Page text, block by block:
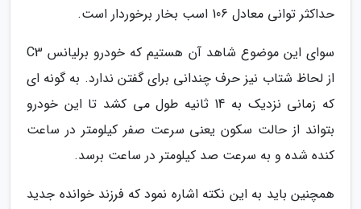
حداکثر توانی معادل 106 اسب بخار برخوردار است.
سوای این موضوع شاهد آن هستیم که خودرو برلیانس C3
از لحاظ شتاب نیز حرف چندانی برای گفتن ندارد. به گونه ای
که زمانی نزدیک به 14 ثانیه طول می کشد تا این خودرو
بتواند از حالت سکون یعنی سرعت صفر کیلومتر در ساعت
کنده شده و به سرعت صد کیلومتر در ساعت برسد.
همچنین باید به این نکته اشاره نمود که فرزند خوانده جدید